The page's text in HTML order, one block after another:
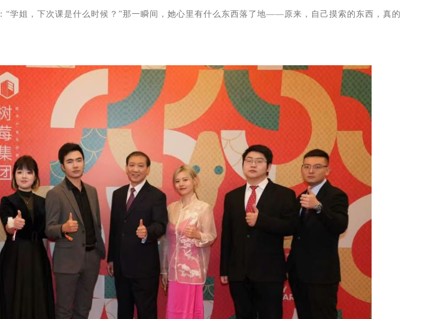
“学姐，下次课是什么时候？”那一瞬间，她心里有什么东西落了地——原来，自己摸索的东西，真的